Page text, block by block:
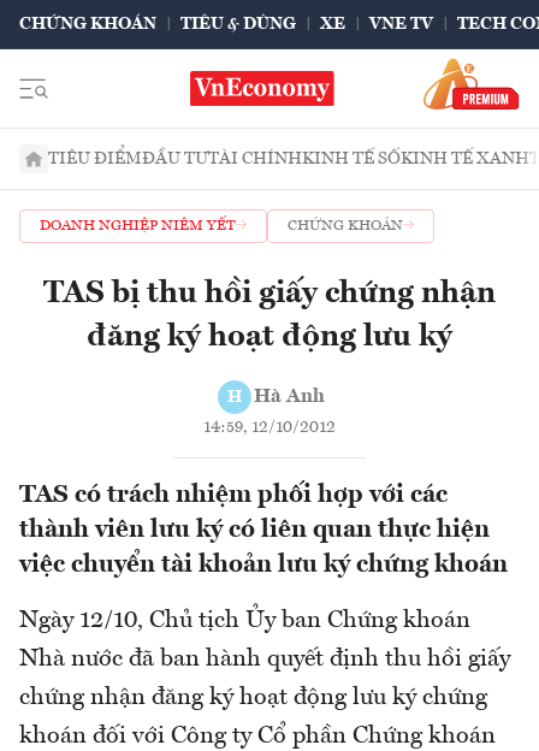
CHỨNG KHOÁN TIÊU & DÙNG XE VNE TV TECH
TIÊU ĐIỂMĐẦU TƯTÀI CHÍNHKINH TẾ SỐKINH TẾ XANH
DOANH NGHIỆP NIÊM YẾT CHỨNG KHOÁN
TAS bị thu hồi giấy chứng nhận
đăng ký hoạt động lưu ký
H Hà Anh
14:59, 12/10/2012
TAS có trách nhiệm phối hợp với các
thành viên lưu ký có liên quan thực hiện
việc chuyển tài khoản lưu ký chứng khoán
Ngày 12/10, Chủ tịch Ủy ban Chứng khoán
Nhà nước đã ban hành quyết định thu hồi giấy
chứng nhận đăng ký hoạt động lưu ký chứng
khoán đối với Công ty Cổ phần Chứng khoán